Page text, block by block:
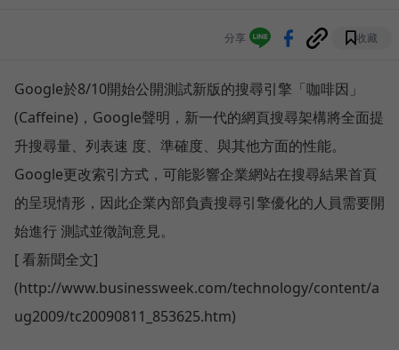
分享 收藏
Google於8/10開始公開測試新版的搜尋引擎「咖啡因」
(Caffeine)，Google聲明，新一代的網頁搜尋架構將全面提
升搜尋量、列表速 度、準確度、與其他方面的性能。
Google更改索引方式，可能影響企業網站在搜尋結果首頁
的呈現情形，因此企業內部負責搜尋引擎優化的人員需要開
始進行 測試並徵詢意見。
[ 看新聞全文]
(http://www.businessweek.com/technology/content/a
ug2009/tc20090811_853625.htm)